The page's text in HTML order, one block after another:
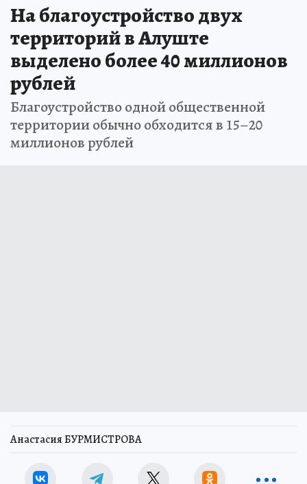
На благоустройство двух
территорий в Алуште
выделено более 40 миллионов
рублей
Благоустройство одной общественной
территории обычно обходится в 15–20
миллионов рублей
Анастасия БУРМИСТРОВА